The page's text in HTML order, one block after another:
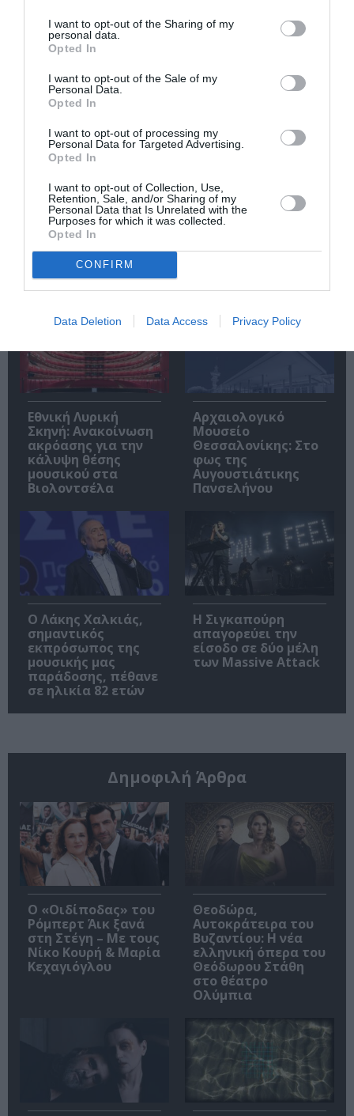
I want to opt-out of the Sharing of my
personal data.
Opted In
I want to opt-out of the Sale of my
Personal Data.
Opted In
I want to opt-out of processing my
Personal Data for Targeted Advertising.
Opted In
I want to opt-out of Collection, Use,
Retention, Sale, and/or Sharing of my
Personal Data that Is Unrelated with the
Purposes for which it was collected.
Opted In
CONFIRM
Data Deletion Data Access Privacy Policy
Newsletter
Κάθε βδομάδα στο e-mail σας τα τελευταία νέα για
την Τέχνη και τον Πολιτισμό!
Ακολουθήστε το Culturenow.gr
Σχετικά Άρθρα
Εθνική Λυρική
Σκηνή: Ανακοίνωση
ακρόασης για την
κάλυψη θέσης
μουσικού στα
Βιολοντσέλα
Αρχαιολογικό
Μουσείο
Θεσσαλονίκης: Στο
φως της
Αυγουστιάτικης
Πανσελήνου
Ο Λάκης Χαλκιάς,
σημαντικός
εκπρόσωπος της
μουσικής μας
παράδοσης, πέθανε
σε ηλικία 82 ετών
Η Σιγκαπούρη
απαγορεύει την
είσοδο σε δύο μέλη
των Massive Attack
Δημοφιλή Άρθρα
O «Οιδίποδας» του
Ρόμπερτ Άικ ξανά
στη Στέγη – Με τους
Νίκο Κουρή & Μαρία
Κεχαγιόγλου
Θεοδώρα,
Αυτοκράτειρα του
Βυζαντίου: Η νέα
ελληνική όπερα του
Θεόδωρου Στάθη
στο θέατρο
Ολύμπια